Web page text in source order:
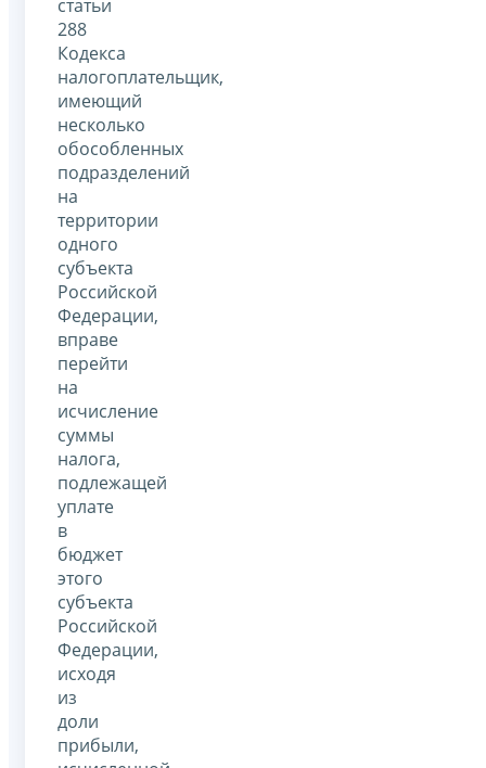
статьи
288
Кодекса
налогоплательщик,
имеющий
несколько
обособленных
подразделений
на
территории
одного
субъекта
Российской
Федерации,
вправе
перейти
на
исчисление
суммы
налога,
подлежащей
уплате
в
бюджет
этого
субъекта
Российской
Федерации,
исходя
из
доли
прибыли,